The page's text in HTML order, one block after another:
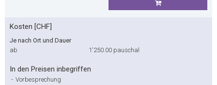
Kosten [CHF]
Je nach Ort und Dauer
ab
1'250.00 pauschal
In den Preisen inbegriffen
- Vorbesprechung